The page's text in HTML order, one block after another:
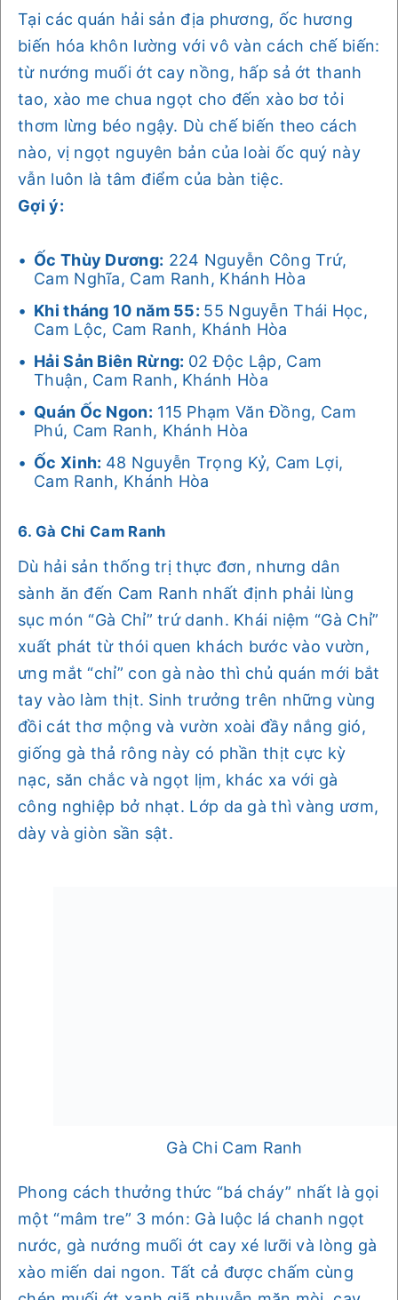
Tại các quán hải sản địa phương, ốc hương
biến hóa khôn lường với vô vàn cách chế biến:
từ nướng muối ớt cay nồng, hấp sả ớt thanh
tao, xào me chua ngọt cho đến xào bơ tỏi
thơm lừng béo ngậy. Dù chế biến theo cách
nào, vị ngọt nguyên bản của loài ốc quý này
vẫn luôn là tâm điểm của bàn tiệc.
Gợi ý:
Ốc Thùy Dương: 224 Nguyễn Công Trứ,
Cam Nghĩa, Cam Ranh, Khánh Hòa
Khi tháng 10 năm 55: 55 Nguyễn Thái Học,
Cam Lộc, Cam Ranh, Khánh Hòa
Hải Sản Biên Rừng: 02 Độc Lập, Cam
Thuận, Cam Ranh, Khánh Hòa
Quán Ốc Ngon: 115 Phạm Văn Đồng, Cam
Phú, Cam Ranh, Khánh Hòa
Ốc Xinh: 48 Nguyễn Trọng Kỷ, Cam Lợi,
Cam Ranh, Khánh Hòa
6. Gà Chi Cam Ranh
Dù hải sản thống trị thực đơn, nhưng dân
sành ăn đến Cam Ranh nhất định phải lùng
sục món “Gà Chỉ” trứ danh. Khái niệm “Gà Chỉ”
xuất phát từ thói quen khách bước vào vườn,
ưng mắt “chỉ” con gà nào thì chủ quán mới bắt
tay vào làm thịt. Sinh trưởng trên những vùng
đồi cát thơ mộng và vườn xoài đầy nắng gió,
giống gà thả rông này có phần thịt cực kỳ
nạc, săn chắc và ngọt lịm, khác xa với gà
công nghiệp bở nhạt. Lớp da gà thì vàng ươm,
dày và giòn sần sật.
Gà Chi Cam Ranh
Phong cách thưởng thức “bá cháy” nhất là gọi
một “mâm tre” 3 món: Gà luộc lá chanh ngọt
nước, gà nướng muối ớt cay xé lưỡi và lòng gà
xào miến dai ngon. Tất cả được chấm cùng